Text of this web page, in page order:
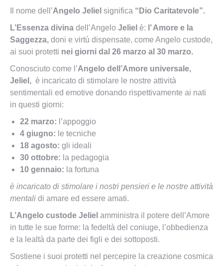
Il nome dell’Angelo Jeliel significa “Dio Caritatevole”.
L’Essenza divina dell’Angelo Jeliel è: l’ Amore e la
Saggezza, doni e virtù dispensate, come Angelo custode,
ai suoi protetti nei giorni dal 26 marzo al 30 marzo.
Conosciuto come l’Angelo dell’Amore universale,
Jeliel, è incaricato di stimolare le nostre attività
sentimentali ed emotive donando rispettivamente ai nati
in questi giorni:
22 marzo: l’appoggio
4 giugno: le tecniche
18 agosto: gli ideali
30 ottobre: la pedagogia
10 gennaio: la fortuna
è incaricato di stimolare i nostri pensieri e le nostre attività
mentali di amare ed essere amati.
L’Angelo custode Jeliel amministra il potere dell’Amore
in tutte le sue forme: la fedeltà del coniuge, l’obbedienza
e la lealtà da parte dei figli e dei sottoposti.
Sostiene i suoi protetti nel percepire la creazione cosmica